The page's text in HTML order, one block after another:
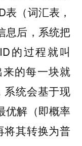
（词汇表，
息后，系统把
的过程就叫
来的每一块就
系统会基于现
优解（即概率
将其转换为普